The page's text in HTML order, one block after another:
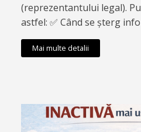
(reprezentantului legal).
astfel: ✅ Când se șterg
Mai multe detalii